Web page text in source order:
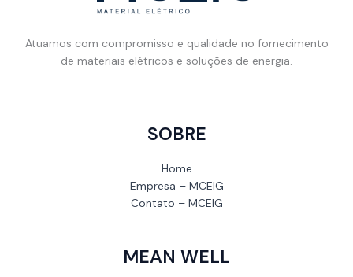
Atuamos com compromisso e qualidade no fornecimento
de materiais elétricos e soluções de energia.
SOBRE
Home
Empresa – MCEIG
Contato – MCEIG
MEAN WELL